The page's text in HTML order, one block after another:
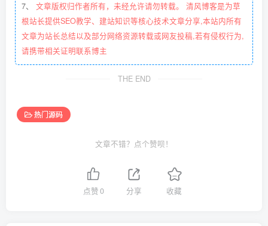
7、 文章版权归作者所有，未经允许请勿转载。 清风博客是为草
根站长提供SEO教学、建站知识等核心技术文章分享,本站内所有
文章为站长总结以及部分网络资源转载或网友投稿,若有侵权行为,
请携带相关证明联系博主
THE END
热门源码
文章不错？点个赞呗！
点赞0 分享 收藏